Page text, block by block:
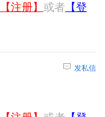
【注册】 或者 【登
发私信